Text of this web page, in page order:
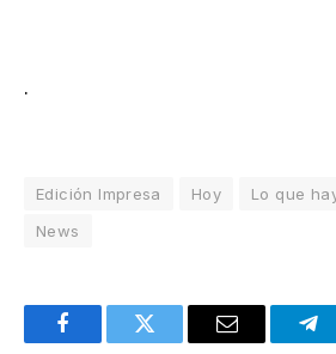
.
Edición Impresa Hoy
Lo que
News
FacebookTwitter Email